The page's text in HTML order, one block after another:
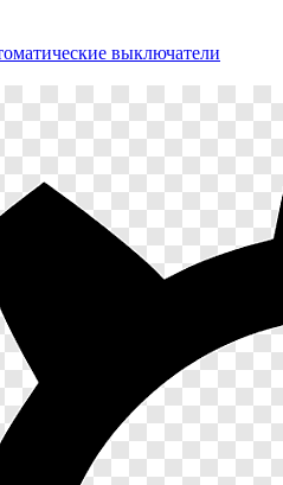
выключатели